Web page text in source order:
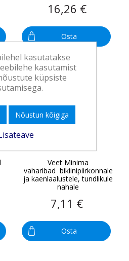
16,26 €
Osta
Veet Minima
vaharibad bikiinipiirkonnale
ja kaenlaalustele, tundlikule
nahale
7,11 €
Osta
kasutatakse
kasutamist
küpsiste
Nõustun kõigiga